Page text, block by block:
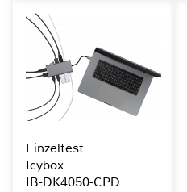
Einzeltest
Icybox
IB-DK4050-CPD